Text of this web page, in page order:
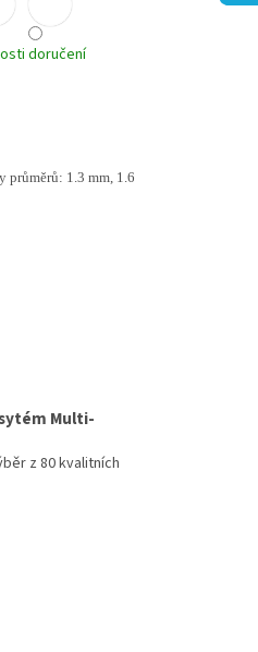
doručení
průměrů: 1.3 mm, 1.6
Multi-
z 80 kvalitních